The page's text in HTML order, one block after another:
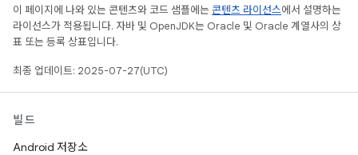
이 페이지에 나와 있는 콘텐츠와 코드 샘플에는 콘텐츠 라이선스에서 설명하는
라이선스가 적용됩니다. 자바 및 OpenJDK는 Oracle 및 Oracle 계열사의 상
표 또는 등록 상표입니다.
최종 업데이트: 2025-07-27(UTC)
빌드
Android 저장소